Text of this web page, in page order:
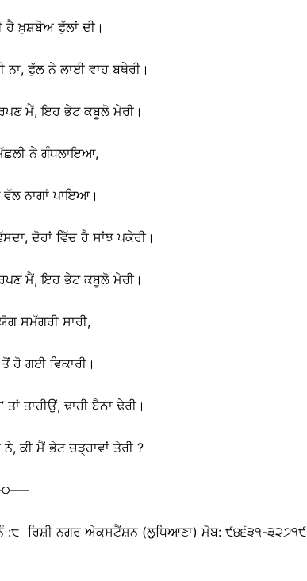
ਖ਼ੁਸ਼ਬੋਅ ਫੁੱਲਾਂ ਦੀ।
ਨਾ, ਫੁੱਲ ਨੇ ਲਾਈ ਵਾਹ ਬਥੇਰੀ।
ਮੈਂ, ਇਹ ਭੇਟ ਕਬੂਲੋ ਮੇਰੀ।
ਨੇ ਗੰਧਲਾਇਆ,
ਨਾਗਾਂ ਪਾਇਆ।
ਦੋਹਾਂ ਵਿੱਚ ਹੈ ਸਾਂਝ ਪਕੇਰੀ।
ਮੈਂ, ਇਹ ਭੇਟ ਕਬੂਲੋ ਮੇਰੀ।
ਸਮੱਗਰੀ ਸਾਰੀ,
ਤੋਂ ਹੋ ਗਈ ਵਿਕਾਰੀ।
ਤਾਂ ਤਾਹੀਉਂ, ਢਾਹੀ ਬੈਠਾ ਢੇਰੀ।
ਕੀ ਮੈਂ ਭੇਟ ਚੜ੍ਹਾਵਾਂ ਤੇਰੀ ?
:੮ ਰਿਸ਼ੀ ਨਗਰ ਅੇਕਸਟੈਂਸ਼ਨ (ਲੁਧਿਆਣਾ) ਮੋਬ: ੯੪੬੩੧-੩੨੭੧੯